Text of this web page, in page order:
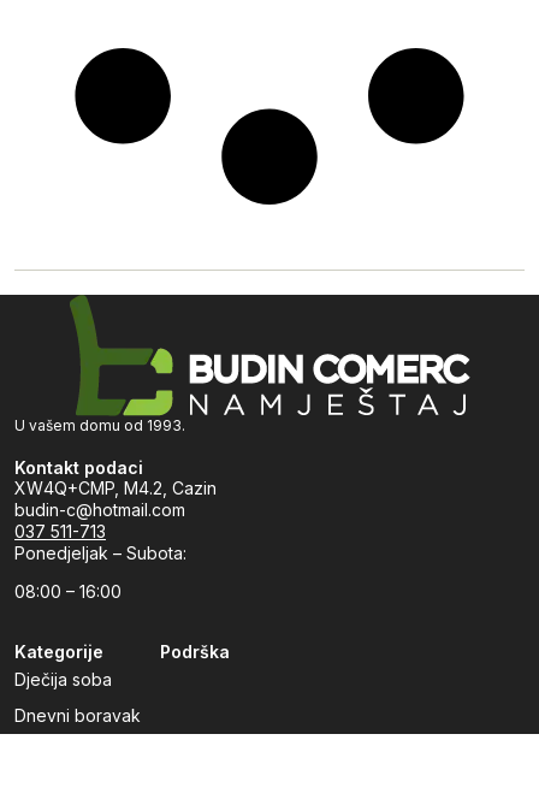
U vašem domu od 1993.
Kontakt podaci
XW4Q+CMP, M4.2, Cazin
budin-c@hotmail.com
037 511-713
Ponedjeljak – Subota:
08:00 – 16:00
Kategorije
Dječija soba
Dnevni boravak
Podrška